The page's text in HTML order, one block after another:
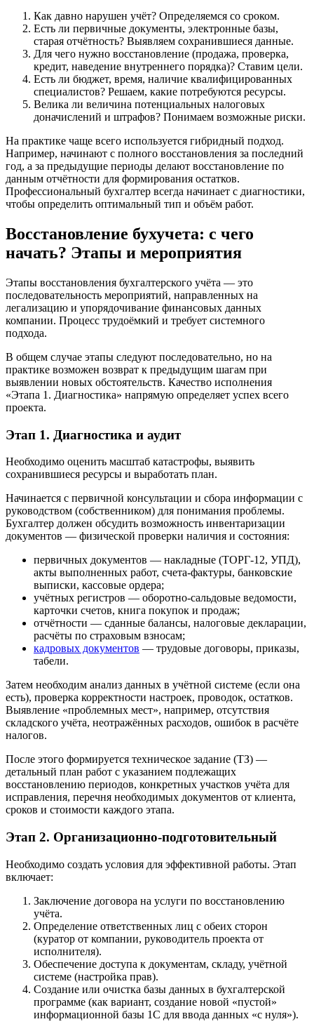
Как давно нарушен учёт? Определяемся со сроком.
Есть ли первичные документы, электронные базы,
старая отчётность? Выявляем сохранившиеся данные.
Для чего нужно восстановление (продажа, проверка,
кредит, наведение внутреннего порядка)? Ставим цели.
Есть ли бюджет, время, наличие квалифицированных
специалистов? Решаем, какие потребуются ресурсы.
Велика ли величина потенциальных налоговых
доначислений и штрафов? Понимаем возможные риски.
На практике чаще всего используется гибридный подход.
Например, начинают с полного восстановления за последний
год, а за предыдущие периоды делают восстановление по
данным отчётности для формирования остатков.
Профессиональный бухгалтер всегда начинает с диагностики,
чтобы определить оптимальный тип и объём работ.
Восстановление бухучета: с чего
начать? Этапы и мероприятия
Этапы восстановления бухгалтерского учёта — это
последовательность мероприятий, направленных на
легализацию и упорядочивание финансовых данных
компании. Процесс трудоёмкий и требует системного
подхода.
В общем случае этапы следуют последовательно, но на
практике возможен возврат к предыдущим шагам при
выявлении новых обстоятельств. Качество исполнения
«Этапа 1. Диагностика» напрямую определяет успех всего
проекта.
Этап 1. Диагностика и аудит
Необходимо оценить масштаб катастрофы, выявить
сохранившиеся ресурсы и выработать план.
Начинается с первичной консультации и сбора информации с
руководством (собственником) для понимания проблемы.
Бухгалтер должен обсудить возможность инвентаризации
документов — физической проверки наличия и состояния:
первичных документов — накладные (ТОРГ-12, УПД),
акты выполненных работ, счета-фактуры, банковские
выписки, кассовые ордера;
учётных регистров — оборотно-сальдовые ведомости,
карточки счетов, книга покупок и продаж;
отчётности — сданные балансы, налоговые декларации,
расчёты по страховым взносам;
кадровых документов — трудовые договоры, приказы,
табели.
Затем необходим анализ данных в учётной системе (если она
есть), проверка корректности настроек, проводок, остатков.
Выявление «проблемных мест», например, отсутствия
складского учёта, неотражённых расходов, ошибок в расчёте
налогов.
После этого формируется техническое задание (ТЗ) —
детальный план работ с указанием подлежащих
восстановлению периодов, конкретных участков учёта для
исправления, перечня необходимых документов от клиента,
сроков и стоимости каждого этапа.
Этап 2. Организационно-подготовительный
Необходимо создать условия для эффективной работы. Этап
включает:
Заключение договора на услуги по восстановлению
учёта.
Определение ответственных лиц с обеих сторон
(куратор от компании, руководитель проекта от
исполнителя).
Обеспечение доступа к документам, складу, учётной
системе (настройка прав).
Создание или очистка базы данных в бухгалтерской
программе (как вариант, создание новой «пустой»
информационной базы 1С для ввода данных «с нуля»).